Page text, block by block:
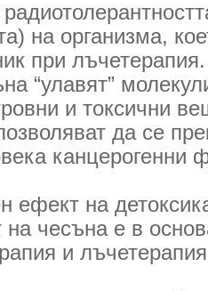
на организма,
при лъчетерапия.
“улавят”
и токсични
да се
канцерогенни
на
чесъна е в
и